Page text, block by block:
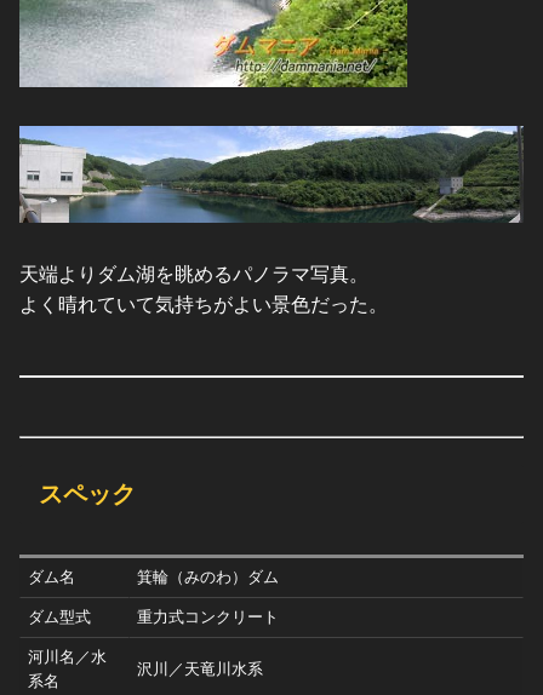
天端よりダム湖を眺めるパノラマ写真。
よく晴れていて気持ちがよい景色だった。
スペック
ダム名 箕輪（みのわ）ダム
ダム型式 重力式コンクリート
河川名／水
系名
沢川／天竜川水系